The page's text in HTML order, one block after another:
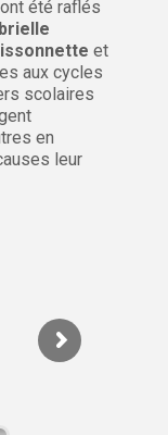
été raflés
et
aux cycles
scolaires
en
leur